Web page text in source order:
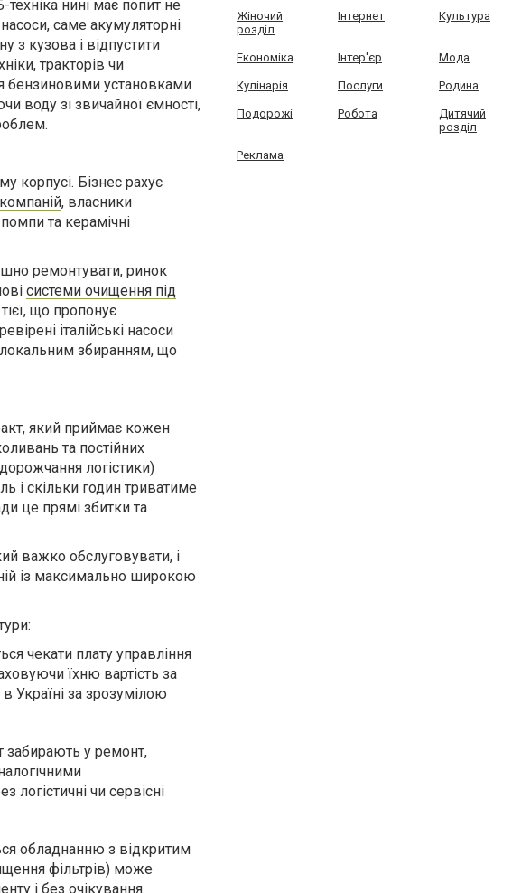
нині має попит не
саме акумуляторні
з кузова і відпустити
тракторів чи
бензиновими установками
воду зі звичайної ємності,
корпусі. Бізнес рахує
, власники
та керамічні
ремонтувати, ринок
системи очищення під
що пропонує
італійські насоси
збиранням, що
який приймає кожен
та постійних
логістики)
і скільки годин триватиме
це прямі збитки та
важко обслуговувати, і
із максимально широкою
чекати плату управління
їхню вартість за
Україні за зрозумілою
забирають у ремонт,
логістичні чи сервісні
обладнанню з відкритим
фільтрів) може
і без очікування
Жіночий
розділ
Інтернет Культура
Економіка Інтер'єр Мода
Кулінарія Послуги Родина
Подорожі Робота
Дитячий
розділ
Реклама